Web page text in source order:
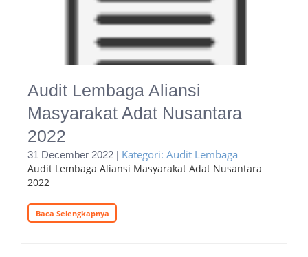
Audit Lembaga Aliansi
Masyarakat Adat Nusantara
2022
31 December 2022 | Kategori: Audit Lembaga
Audit Lembaga Aliansi Masyarakat Adat Nusantara
2022
Baca Selengkapnya